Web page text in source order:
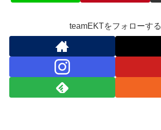
teamEKTをフォローする